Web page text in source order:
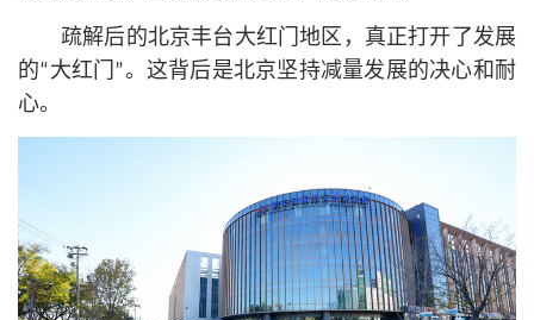
疏解后的北京丰台大红门地区，真正打开了发展
的“大红门”。这背后是北京坚持减量发展的决心和耐
心。